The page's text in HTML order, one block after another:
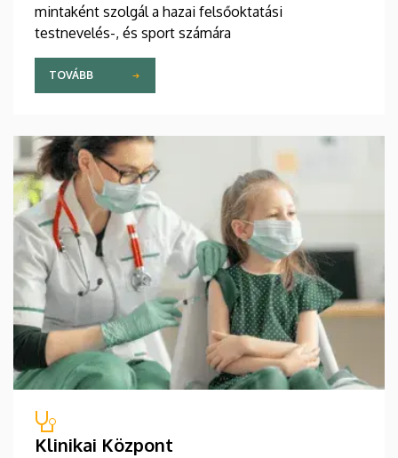
mintaként szolgál a hazai felsőoktatási
testnevelés-, és sport számára
TOVÁBB
Klinikai Központ